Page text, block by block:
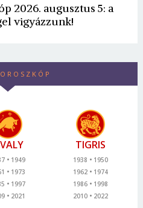
2026. augusztus 5: a
vigyázzunk!
1949
1973
1997
2021
TIGRIS
1938
1950
1962
1974
1986
1998
2010
2022